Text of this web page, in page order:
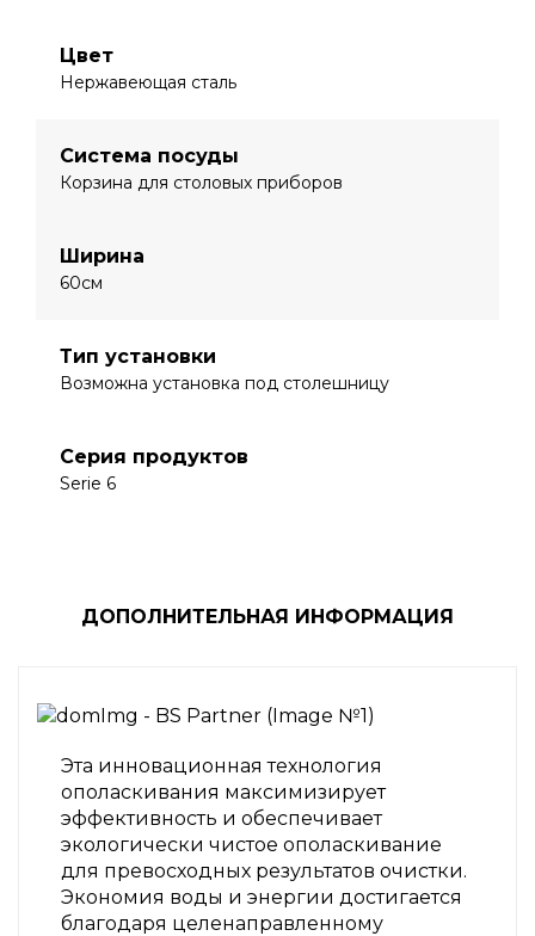
Цвет
Нержавеющая сталь
Система посуды
Корзина для столовых приборов
Ширина
60см
Тип установки
Возможна установка под столешницу
Серия продуктов
Serie 6
ДОПОЛНИТЕЛЬНАЯ ИНФОРМАЦИЯ
Эта инновационная технология
ополаскивания максимизирует
эффективность и обеспечивает
экологически чистое ополаскивание
для превосходных результатов очистки.
Экономия воды и энергии достигается
благодаря целенаправленному